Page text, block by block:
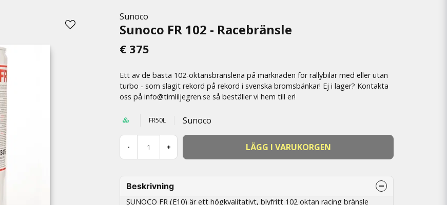
Sunoco
Sunoco FR 102 - Racebränsle
€ 375
Ett av de bästa 102-oktansbränslena på marknaden för rallybilar med eller utan
turbo - som slagit rekord på rekord i svenska bromsbänkar! Ej i lager? Kontakta
oss på info@timliljegren.se så beställer vi hem till er!
FR50L Sunoco
- + LÄGG I VARUKORGEN
Beskrivning
SUNOCO FR (E10) är ett högkvalitativt, blyfritt 102 oktan racing bränsle